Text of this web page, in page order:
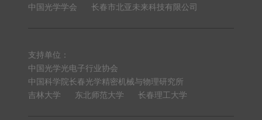
中国光学学会
长春市北亚未来科技有限公司
支持单位：
中国光学光电子行业协会
中国科学院长春光学精密机械与物理研究所
吉林大学
东北师范大学 长春理工大学